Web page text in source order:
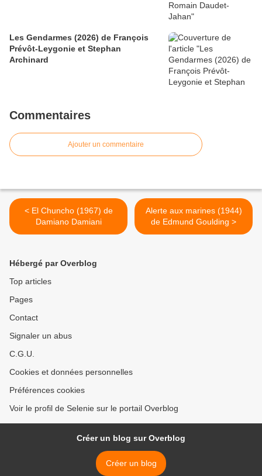
Les Gendarmes (2026) de François
Prévôt-Leygonie et Stephan
Archinard
Commentaires
Ajouter un commentaire
< El Chuncho (1967) de
Damiano Damiani
Alerte aux marines (1944)
de Edmund Goulding >
Hébergé par Overblog
Top articles
Pages
Contact
Signaler un abus
C.G.U.
Cookies et données personnelles
Préférences cookies
Voir le profil de Selenie sur le portail Overblog
Créer un blog sur Overblog
Créer un blog